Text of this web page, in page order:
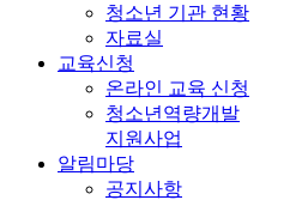
청소년 기관 현황
자료실
교육신청
온라인 교육 신청
청소년역량개발
지원사업
알림마당
공지사항